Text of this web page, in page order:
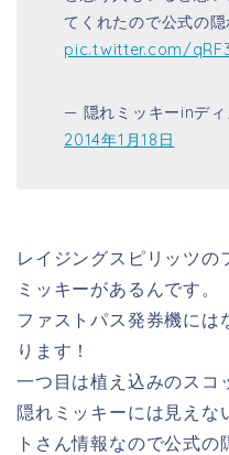
てくれたので公式の隠
pic.twitter.com/
— 隠れミッキーinデ
2014年1月18日
レイジングスピリッツの
ミッキーがあるんです。
ファストパス発券機には
ります！
一つ目は植え込みのスコ
隠れミッキーには見えな
トさん情報なので公式の